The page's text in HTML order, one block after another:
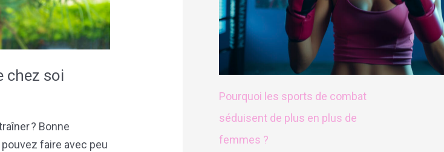
chez soi
? Bonne
faire avec peu
Pourquoi les sports de combat
séduisent de plus en plus de
femmes ?